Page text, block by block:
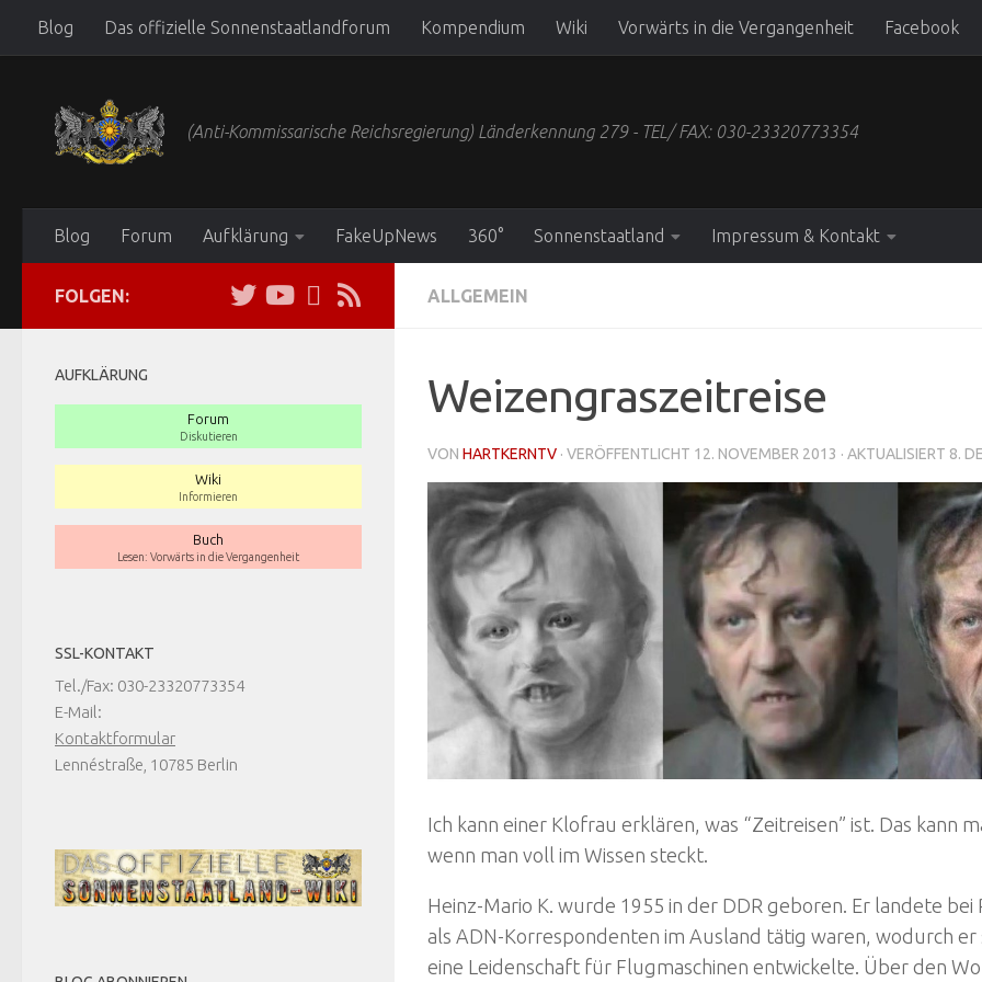
Zum Inhalt springen
Blog Das offizielle Sonnenstaatlandforum Kompendium Wiki Vorwärts in die Vergangenheit Facebook
(Anti-Kommissarische Reichsregierung) Länderkennung 279 - TEL/ FAX: 030-23320773354
Blog Forum Aufklärung FakeUpNews 360° Sonnenstaatland Impressum & Kontakt
ALLGEMEIN
Weizengraszeitreise
VON HARTKERNTV · VERÖFFENTLICHT 12. NOVEMBER 2013 · AKTUALISIERT 8.
Ich kann einer Klofrau erklären, was “Zeitreisen” ist. Das kann
wenn man voll im Wissen steckt.
Heinz-Mario K. wurde 1955 in der DDR geboren. Er landete
als ADN-Korrespondenten im Ausland tätig waren, wodurch er
eine Leidenschaft für Flugmaschinen entwickelte. Über den
FOLGEN:
AUFKLÄRUNG
Forum
Diskutieren
Wiki
Informieren
Buch
Lesen: Vorwärts in die Vergangenheit
SSL-KONTAKT
Tel./Fax: 030-23320773354
E-Mail:
Kontaktformular
Lennéstraße, 10785 Berlin